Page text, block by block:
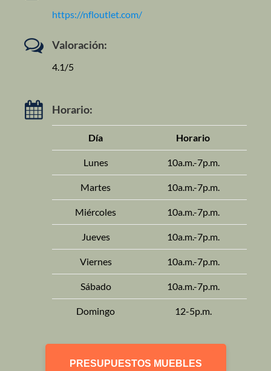
https://nfloutlet.com/
Valoración:
4.1/5
Horario:
Día Horario
Lunes 10a.m.-7p.m.
Martes 10a.m.-7p.m.
Miércoles 10a.m.-7p.m.
Jueves 10a.m.-7p.m.
Viernes 10a.m.-7p.m.
Sábado 10a.m.-7p.m.
Domingo 12-5p.m.
PRESUPUESTOS MUEBLES